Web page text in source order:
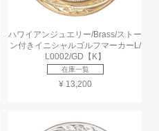
ハワイアンジュエリー/Brass/ストー
ン付きイニシャルゴルフマーカーL/
L0002/GD【K】
在庫一覧
¥ 13,200